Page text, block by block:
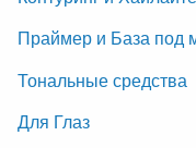
Праймер и База под
Тональные средства
Для Глаз